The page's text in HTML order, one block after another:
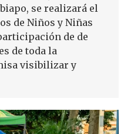
se realizará el
de Niños y Niñas
de de
de toda la
visibilizar y